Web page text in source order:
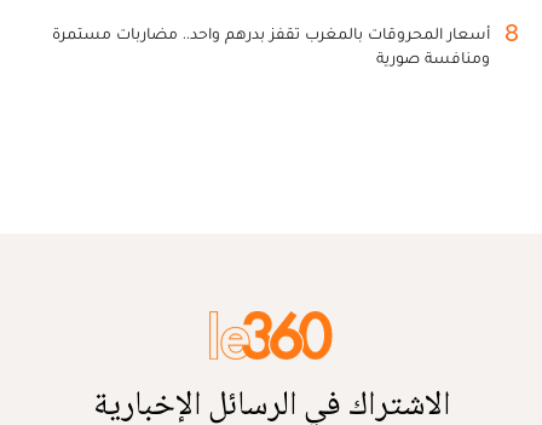
8
أسعار المحروقات بالمغرب تقفز بدرهم واحد.. مضاربات مستمرة
ومنافسة صورية
الاشتراك في الرسائل الإخبارية